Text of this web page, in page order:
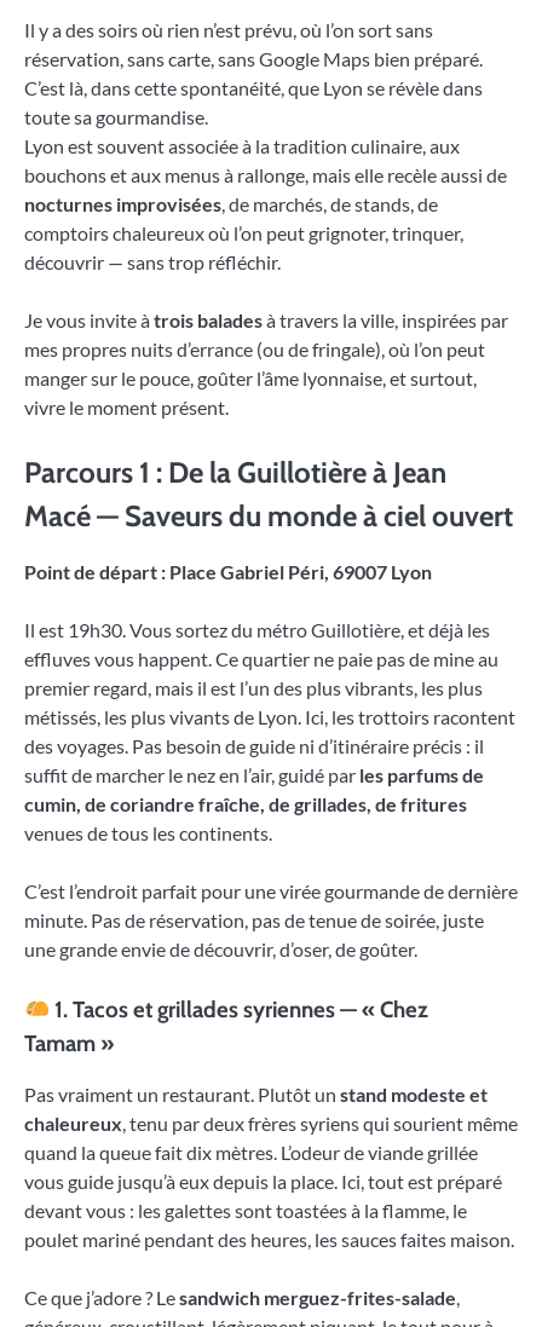
Il y a des soirs où rien n’est prévu, où l’on sort sans
réservation, sans carte, sans Google Maps bien préparé.
C’est là, dans cette spontanéité, que Lyon se révèle dans
toute sa gourmandise.
Lyon est souvent associée à la tradition culinaire, aux
bouchons et aux menus à rallonge, mais elle recèle aussi de
nocturnes improvisées , de marchés, de stands, de
comptoirs chaleureux où l’on peut grignoter, trinquer,
découvrir — sans trop réfléchir.
Je vous invite àtrois baladesà travers la ville, inspirées par
mes propres nuits d’errance (ou de fringale), où l’on peut
manger sur le pouce, goûter l’âme lyonnaise, et surtout,
vivre le moment présent.
Parcours 1 : De la Guillotière à Jean
Macé — Saveurs du monde à ciel ouvert
Point de départ : Place Gabriel Péri, 69007 Lyon
Il est 19h30. Vous sortez du métro Guillotière, et déjà les
effluves vous happent. Ce quartier ne paie pas de mine au
premier regard, mais il est l’un des plus vibrants, les plus
métissés, les plus vivants de Lyon. Ici, les trottoirs racontent
des voyages. Pas besoin de guide ni d’itinéraire précis : il
suffit de marcher le nez en l’air, guidé par les parfums de
cumin, de coriandre fraîche, de grillades, de fritures
venues de tous les continents.
C’est l’endroit parfait pour une virée gourmande de dernière
minute. Pas de réservation, pas de tenue de soirée, juste
une grande envie de découvrir, d’oser, de goûter.
1. Tacos et grillades syriennes — « Chez
Tamam »
Pas vraiment un restaurant. Plutôt un stand modeste et
chaleureux, tenu par deux frères syriens qui sourient même
quand la queue fait dix mètres. L’odeur de viande grillée
vous guide jusqu’à eux depuis la place. Ici, tout est préparé
devant vous : les galettes sont toastées à la flamme, le
poulet mariné pendant des heures, les sauces faites maison.
Ce que j’adore ? Lesandwich merguez-frites-salade,